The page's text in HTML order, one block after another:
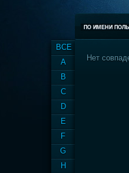
ВСЕ
A
B
C
D
E
F
G
H
ПО ИМЕНИ
Нет